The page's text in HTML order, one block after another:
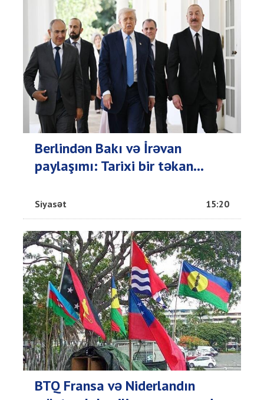
Berlindən Bakı və İrəvan
paylaşımı: Tarixi bir təkan...
Siyasət 15:20
BTQ Fransa və Niderlandın